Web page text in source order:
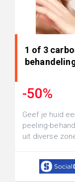
1 of 3
-50%
Geef je huid
peeling-
uit diverse